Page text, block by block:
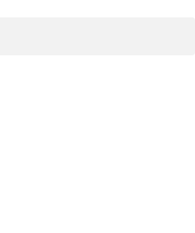
83 kW, Elektrisch, 5 deuren